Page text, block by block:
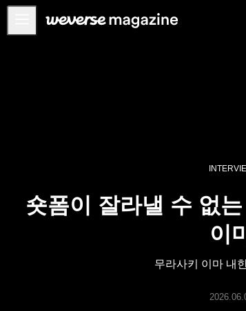
공지사항
FIRST+VIEW
숏폼이 잘라낼 수 없
이
무라사키 이마 내